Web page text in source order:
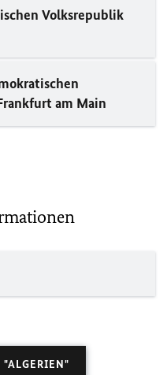
Volksrepublik
am Main